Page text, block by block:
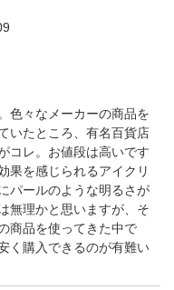
色々なメーカーの商品を
いたところ、有名百貨店
コレ。お値段は高いです
果を感じられるアイクリ
パールのような明るさが
無理かと思いますが、そ
商品を使ってきた中で
く購入できるのが有難い